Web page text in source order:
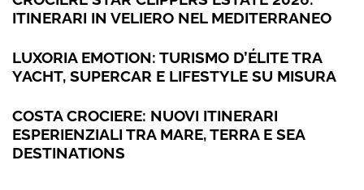
ITINERARI IN VELIERO NEL MEDITERRANEO
LUXORIA EMOTION: TURISMO D’ÉLITE TRA
YACHT, SUPERCAR E LIFESTYLE SU MISURA
COSTA CROCIERE: NUOVI ITINERARI
ESPERIENZIALI TRA MARE, TERRA E SEA
DESTINATIONS